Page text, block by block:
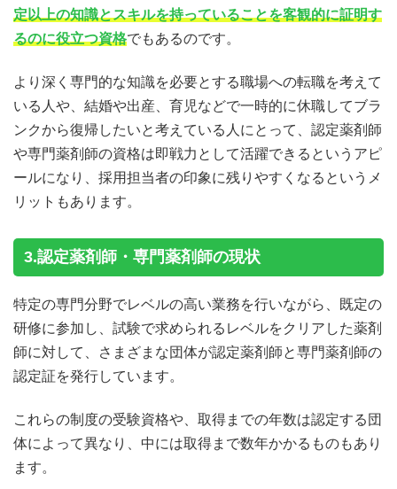
定以上の知識とスキルを持っていることを客観的に証明す
るのに役立つ資格でもあるのです。
より深く専門的な知識を必要とする職場への転職を考えて
いる人や、結婚や出産、育児などで一時的に休職してブラ
ンクから復帰したいと考えている人にとって、認定薬剤師
や専門薬剤師の資格は即戦力として活躍できるというアピ
ールになり、採用担当者の印象に残りやすくなるというメ
リットもあります。
3.認定薬剤師・専門薬剤師の現状
特定の専門分野でレベルの高い業務を行いながら、既定の
研修に参加し、試験で求められるレベルをクリアした薬剤
師に対して、さまざまな団体が認定薬剤師と専門薬剤師の
認定証を発行しています。
これらの制度の受験資格や、取得までの年数は認定する団
体によって異なり、中には取得まで数年かかるものもあり
ます。